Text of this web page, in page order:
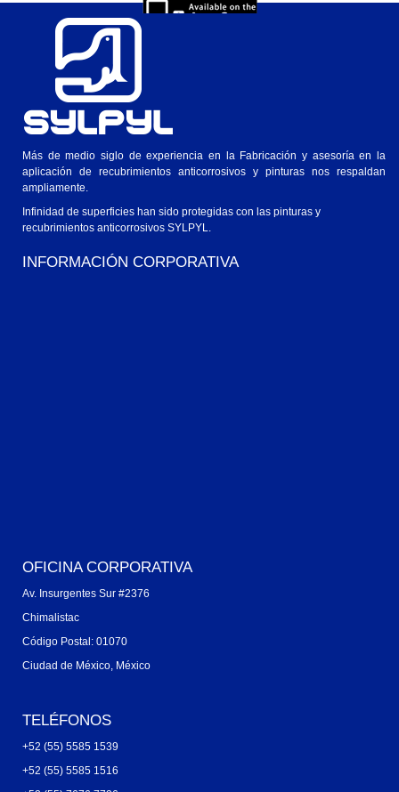
Más de medio siglo de experiencia en la Fabricación y asesoría en la
aplicación de recubrimientos anticorrosivos y pinturas nos respaldan
ampliamente.
Infinidad de superficies han sido protegidas con las pinturas y
recubrimientos anticorrosivos SYLPYL.
INFORMACIÓN CORPORATIVA
OFICINA CORPORATIVA
Av. Insurgentes Sur #2376
Chimalistac
Código Postal: 01070
Ciudad de México, México
TELÉFONOS
+52 (55) 5585 1539
+52 (55) 5585 1516